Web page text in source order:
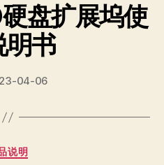
盘扩展坞使
明书
04-06
Categories
说明